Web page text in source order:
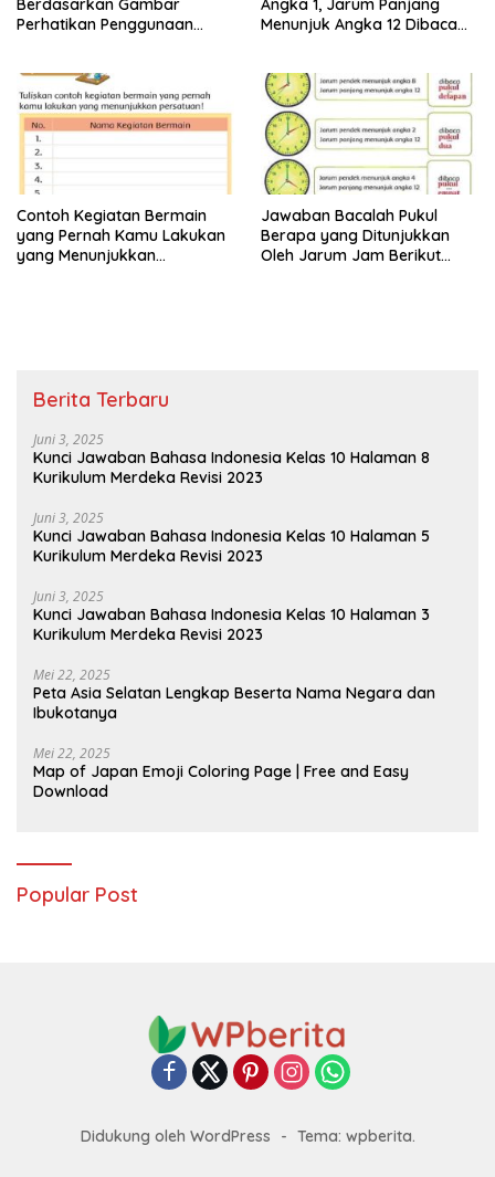
Berdasarkan Gambar
Perhatikan Penggunaan
Halaman 28 29
Angka 1, Jarum Panjang
Menunjuk Angka 12 Dibaca
Contoh Kegiatan Bermain
yang Pernah Kamu Lakukan
yang Menunjukkan
Jawaban Bacalah Pukul
Berapa yang Ditunjukkan
Oleh Jarum Jam Berikut
Berita Terbaru
Juni 3, 2025
Kunci Jawaban Bahasa Indonesia Kelas 10 Halaman 8
Kurikulum Merdeka Revisi 2023
Juni 3, 2025
Kunci Jawaban Bahasa Indonesia Kelas 10 Halaman 5
Kurikulum Merdeka Revisi 2023
Juni 3, 2025
Kunci Jawaban Bahasa Indonesia Kelas 10 Halaman 3
Kurikulum Merdeka Revisi 2023
Mei 22, 2025
Peta Asia Selatan Lengkap Beserta Nama Negara dan
Ibukotanya
Mei 22, 2025
Map of Japan Emoji Coloring Page | Free and Easy
Download
Popular Post
Didukung oleh WordPress - Tema: wpberita.